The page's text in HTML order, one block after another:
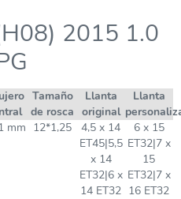
2015 1.0
Tamaño
de rosca
Llanta
original
Llanta
mm 12*1,25
4,5 x 14
ET45|5,5
x 14
ET32|6 x
14 ET32
6 x 15
ET32|7 x
15
ET32|7 x
16 ET32